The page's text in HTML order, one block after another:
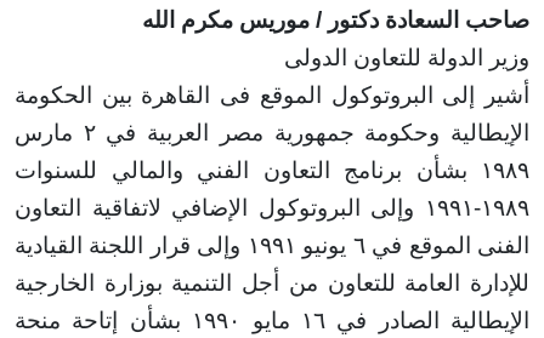
دكتور / موریس مکرم الله
للتعاون الدولى
البروتوكول الموقع فى القاهرة بين الحكومة
وحكومة جمهورية مصر العربية في ٢ مارس
بشأن برنامج التعاون الفني والمالي للسنوات
وإلى البروتوكول الإضافي لاتفاقية التعاون
في ٦ يونيو
۱۹۹۱وإلى قرار اللجنة القيادية
العامة للتعاون من أجل التنمية بوزارة الخارجية
الصادر في ١٦ مايو
۱۹۹۰بشأن إتاحة منحة